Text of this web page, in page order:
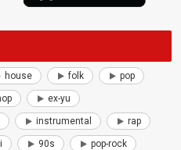
house folk pop
ex-yu
instrumental rap
90s pop-rock